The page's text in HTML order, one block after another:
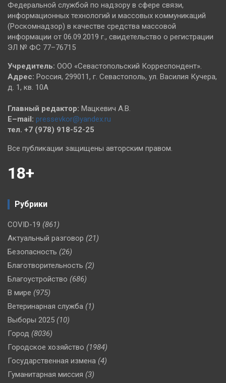
Федеральной службой по надзору в сфере связи,
информационных технологий и массовых коммуникаций
(Роскомнадзор) в качестве средства массовой
информации от 06.09.2019 г., свидетельство о регистрации
ЭЛ № ФС 77–76715
Учредитель: ООО «Севастопольский Корреспондент».
Адрес: Россия, 299011, г. Севастополь, ул. Василия Кучера,
д. 1, кв. 10А
Главный редактор: Мацкевич А.В.
E–mail: pressevkor@yandex.ru
тел. +7 (978) 918-52-25
Все публикации защищены авторским правом.
18+
Рубрики
COVID-19 (861)
Актуальный разговор (21)
Безопасность (26)
Благотворительность (2)
Благоустройство (686)
В мире (975)
Ветеринарная служба (1)
Выборы 2025 (10)
Город (8036)
Городское хозяйство (1984)
Государственная измена (4)
Гуманитарная миссия (3)